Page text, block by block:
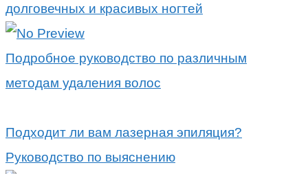
долговечных и красивых ногтей
Подробное руководство по различным
методам удаления волос
Подходит ли вам лазерная эпиляция?
Руководство по выяснению